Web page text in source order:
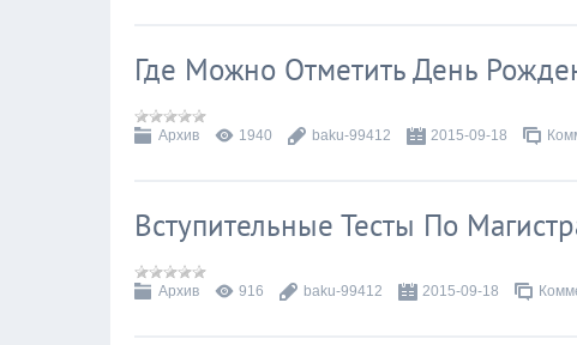
Где Можно Отметить День
Архив 1940 baku-99412 2015-09-18
Вступительные Тесты По
Архив 916 baku-99412 2015-09-18